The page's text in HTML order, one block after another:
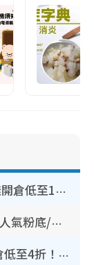
開倉優惠 | 尖沙咀海港城名牌波鞋開倉低至1折！On鞋$899起／Joy&Peace鞋履$98起
CHANEL美妝限時減價低至3折！人氣粉底/唇膏/精華液低至$275！COCO香水都有平
開倉優惠｜尖沙咀名牌行李箱開倉低至4折！一連5日 American Tourister/ace./Hallmark $200起！